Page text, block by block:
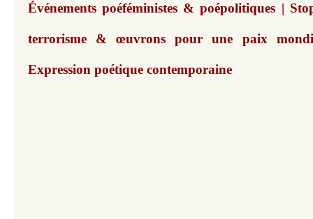
Événements poéféministes & poépolitiques |
terrorisme & œuvrons pour une paix
Expression poétique contemporaine